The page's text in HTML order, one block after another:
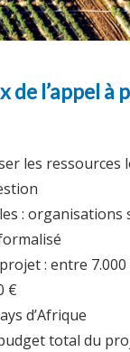
l’appel à
les
:
: entre 7.000
€
d’Afrique
total du